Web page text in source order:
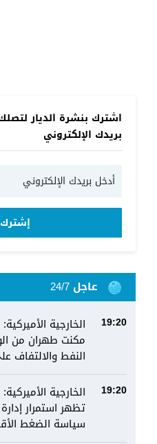
اشترك بنشرة الديار لتصلك
بريدك الإلكتروني
إشترك
عاجل 24/7
19:20
الخارجية
مكنت طهران من
النفط والالتفاف
19:20
الخارجية
تظهر استمرار
سياسة الضغط